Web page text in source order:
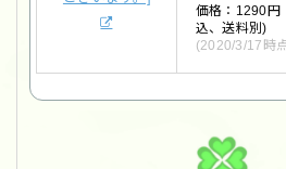
価格：1290円
込、送料別)
(2020/3/17時